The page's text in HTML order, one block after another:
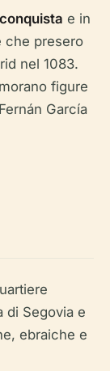
e in
che presero
nel 1083.
figure
García
di Segovia e
ebraiche e